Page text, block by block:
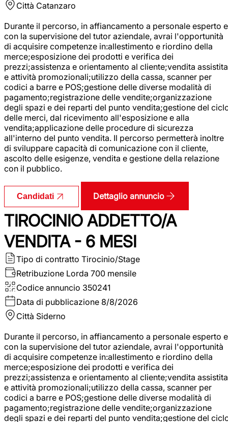
Città Catanzaro
Durante il percorso, in affiancamento a personale esperto e
con la supervisione del tutor aziendale, avrai l'opportunità
di acquisire competenze in:allestimento e riordino della
merce;esposizione dei prodotti e verifica dei
prezzi;assistenza e orientamento al cliente;vendita assistita
e attività promozionali;utilizzo della cassa, scanner per
codici a barre e POS;gestione delle diverse modalità di
pagamento;registrazione delle vendite;organizzazione
degli spazi e dei reparti del punto vendita;gestione del
delle merci, dal ricevimento all'esposizione e alla
vendita;applicazione delle procedure di sicurezza
all'interno del punto vendita. Il percorso permetterà inoltre
di sviluppare capacità di comunicazione con il cliente,
ascolto delle esigenze, vendita e gestione della relazione
con il pubblico.
Candidati Dettaglio annuncio
TIROCINIO ADDETTO/A
VENDITA - 6 MESI
Tipo di contratto Tirocinio/Stage
Retribuzione Lorda 700 mensile
Codice annuncio 350241
Data di pubblicazione 8/8/2026
Città Siderno
Durante il percorso, in affiancamento a personale esperto e
con la supervisione del tutor aziendale, avrai l'opportunità
di acquisire competenze in:allestimento e riordino della
merce;esposizione dei prodotti e verifica dei
prezzi;assistenza e orientamento al cliente;vendita assistita
e attività promozionali;utilizzo della cassa, scanner per
codici a barre e POS;gestione delle diverse modalità di
pagamento;registrazione delle vendite;organizzazione
degli spazi e dei reparti del punto vendita;gestione del